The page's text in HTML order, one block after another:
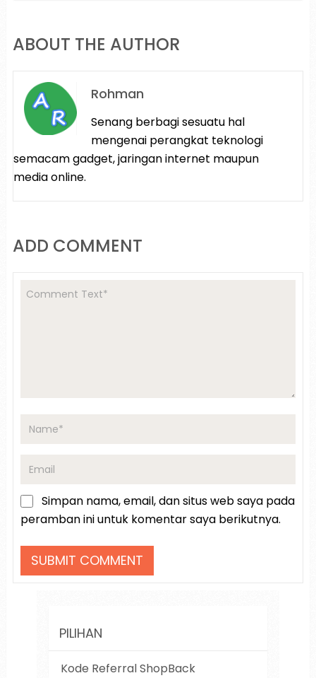
ABOUT THE AUTHOR
Rohman
Senang berbagi sesuatu hal
mengenai perangkat teknologi
semacam gadget, jaringan internet maupun
media online.
ADD COMMENT
Simpan nama, email, dan situs web saya pada
peramban ini untuk komentar saya berikutnya.
PILIHAN
Kode Referral ShopBack